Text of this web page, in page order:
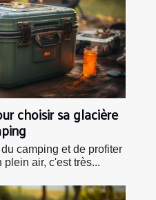
choisir sa glacière
camping et de profiter
air, c'est très...